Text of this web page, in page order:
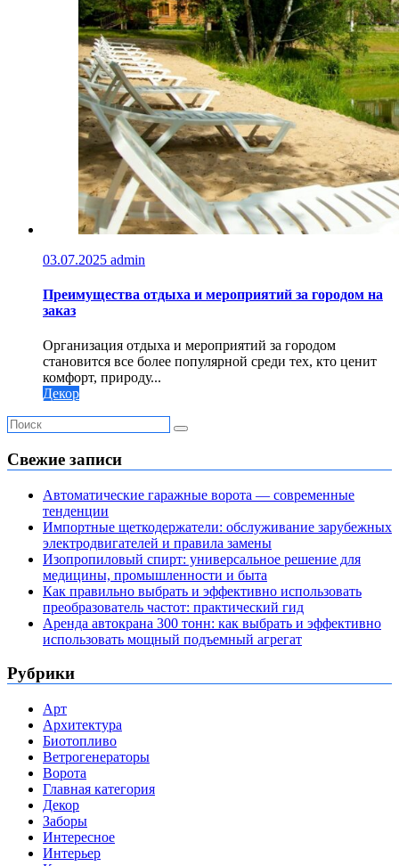
03.07.2025 admin
Преимущества отдыха и мероприятий за городом на
заказ
Организация отдыха и мероприятий за городом
становится все более популярной среди тех, кто ценит
комфорт, природу...
Декор
Свежие записи
Автоматические гаражные ворота — современные
тенденции
Импортные щеткодержатели: обслуживание зарубежных
электродвигателей и правила замены
Изопропиловый спирт: универсальное решение для
медицины, промышленности и быта
Как правильно выбрать и эффективно использовать
преобразователь частот: практический гид
Аренда автокрана 300 тонн: как выбрать и эффективно
использовать мощный подъемный агрегат
Рубрики
Арт
Архитектура
Биотопливо
Ветрогенераторы
Ворота
Главная категория
Декор
Заборы
Интересное
Интерьер